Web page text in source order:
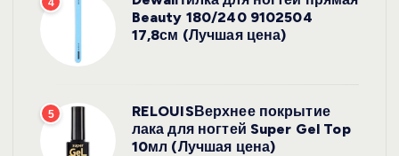
4
Beauty 180/240 9102504
17,8см (Лучшая цена)
5
RELOUISВерхнее покрытие
лака для ногтей Super Gel Top
10мл (Лучшая цена)